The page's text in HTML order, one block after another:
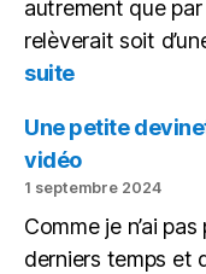
autrement que par
relèverait soit
suite:
l’IA,
tout
le
monde
à
égalité
Une petite
vidéo
1 septembre 2024
Comme je n’ai
derniers temps et